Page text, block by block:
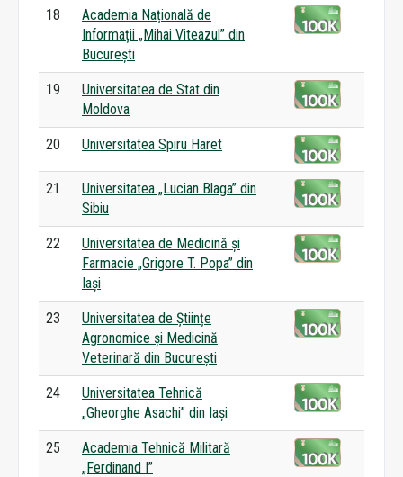
18
Academia Națională de
Informații „Mihai Viteazul” din
București
19
Universitatea de Stat din
Moldova
20 Universitatea Spiru Haret
21
Universitatea „Lucian Blaga” din
Sibiu
22
Universitatea de Medicină și
Farmacie „Grigore T. Popa” din
Iași
23
Universitatea de Științe
Agronomice și Medicină
Veterinară din București
24
Universitatea Tehnică
„Gheorghe Asachi” din Iași
25
Academia Tehnică Militară
„Ferdinand I”